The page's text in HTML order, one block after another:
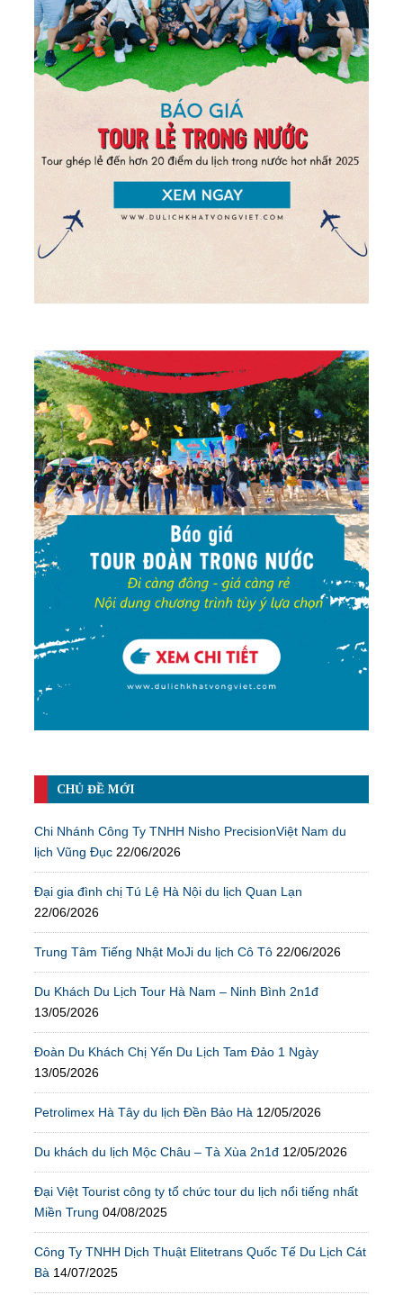
CHỦ ĐỀ MỚI
Chi Nhánh Công Ty TNHH Nisho PrecisionViệt Nam du
lịch Vũng Đục 22/06/2026
Đại gia đình chị Tú Lệ Hà Nội du lịch Quan Lạn
22/06/2026
Trung Tâm Tiếng Nhật MoJi du lịch Cô Tô 22/06/2026
Du Khách Du Lịch Tour Hà Nam – Ninh Bình 2n1đ
13/05/2026
Đoàn Du Khách Chị Yến Du Lịch Tam Đảo 1 Ngày
13/05/2026
Petrolimex Hà Tây du lịch Đền Bảo Hà 12/05/2026
Du khách du lịch Mộc Châu – Tà Xùa 2n1đ 12/05/2026
Đại Việt Tourist công ty tổ chức tour du lịch nổi tiếng nhất
Miền Trung 04/08/2025
Công Ty TNHH Dịch Thuật Elitetrans Quốc Tế Du Lịch Cát
Bà 14/07/2025